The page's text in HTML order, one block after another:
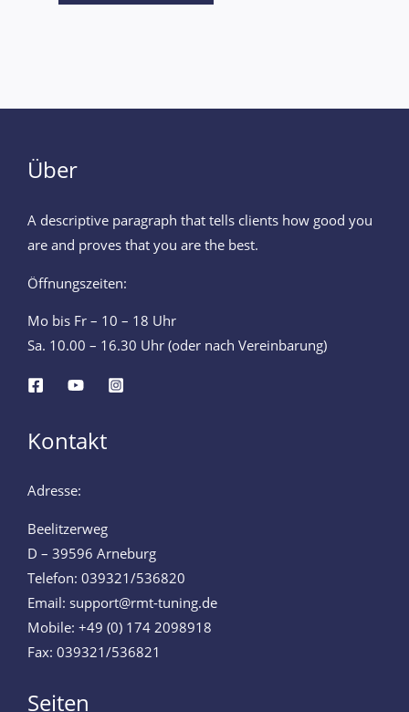
Über
A descriptive paragraph that tells clients how good you
are and proves that you are the best.
Öffnungszeiten:
Mo bis Fr – 10 – 18 Uhr
Sa. 10.00 – 16.30 Uhr (oder nach Vereinbarung)
Kontakt
Adresse:
Beelitzerweg
D – 39596 Arneburg
Telefon: 039321/536820
Email: support@rmt-tuning.de
Mobile: +49 (0) 174 2098918
Fax: 039321/536821
Seiten